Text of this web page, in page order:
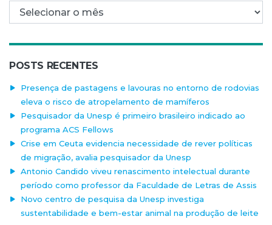
Arquivo mensal
POSTS RECENTES
Presença de pastagens e lavouras no entorno de rodovias
eleva o risco de atropelamento de mamíferos
Pesquisador da Unesp é primeiro brasileiro indicado ao
programa ACS Fellows
Crise em Ceuta evidencia necessidade de rever políticas
de migração, avalia pesquisador da Unesp
Antonio Candido viveu renascimento intelectual durante
período como professor da Faculdade de Letras de Assis
Novo centro de pesquisa da Unesp investiga
sustentabilidade e bem-estar animal na produção de leite